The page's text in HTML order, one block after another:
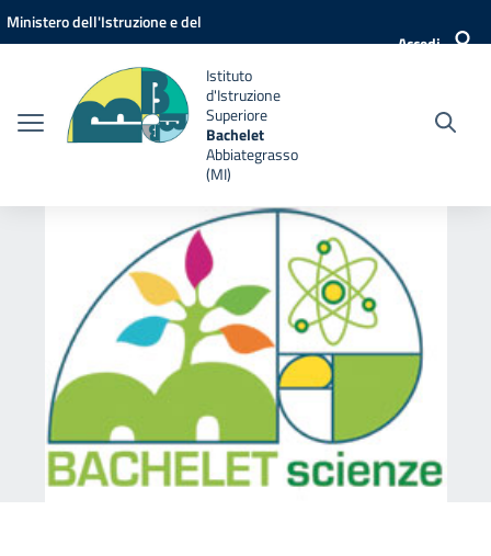
Vai ai contenuti
Vai al menu di navigazione
Vai al footer
Ministero dell'Istruzione e del
Accedi
Istituto
d'Istruzione
Superiore
Bachelet
Abbiategrasso
(MI)